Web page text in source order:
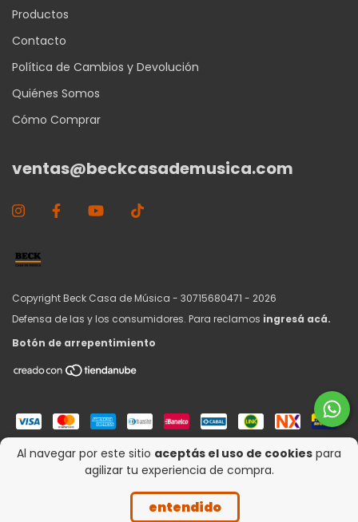
Al navegar por este sitio aceptás el uso de cookies para
agilizar tu experiencia de compra.
entendido
Productos
Contacto
Política de Cambios y Devolución
Quiénes Somos
Cómo Comprar
ventas@beckcasademusica.com
Copyright Beck Casa de Música - 30715680471 - 2026
Defensa de las y los consumidores. Para reclamos ingresá acá.
Botón de arrepentimiento